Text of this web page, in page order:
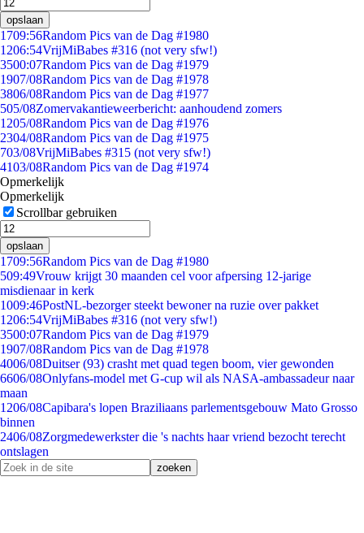
opslaan
1709:56Random Pics van de Dag #1980
1206:54VrijMiBabes #316 (not very sfw!)
3500:07Random Pics van de Dag #1979
1907/08Random Pics van de Dag #1978
3806/08Random Pics van de Dag #1977
505/08Zomervakantieweerbericht: aanhoudend zomers
1205/08Random Pics van de Dag #1976
2304/08Random Pics van de Dag #1975
703/08VrijMiBabes #315 (not very sfw!)
4103/08Random Pics van de Dag #1974
Opmerkelijk
Opmerkelijk
Scrollbar gebruiken
opslaan
1709:56Random Pics van de Dag #1980
509:49Vrouw krijgt 30 maanden cel voor afpersing 12-jarige
misdienaar in kerk
1009:46PostNL-bezorger steekt bewoner na ruzie over pakket
1206:54VrijMiBabes #316 (not very sfw!)
3500:07Random Pics van de Dag #1979
1907/08Random Pics van de Dag #1978
4006/08Duitser (93) crasht met quad tegen boom, vier gewonden
6606/08Onlyfans-model met G-cup wil als NASA-ambassadeur naar
maan
1206/08Capibara's lopen Braziliaans parlementsgebouw Mato Grosso
binnen
2406/08Zorgmedewerkster die 's nachts haar vriend bezocht terecht
ontslagen